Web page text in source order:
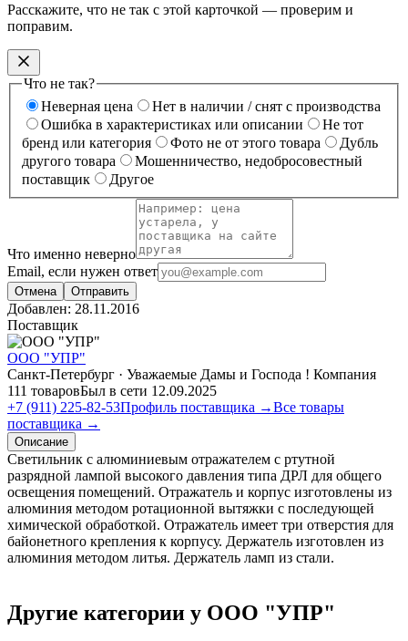
Расскажите, что не так с этой карточкой — проверим и
поправим.
Что не так?
Неверная цена
Нет в наличии / снят с производства
Ошибка в характеристиках или описании
Не тот
бренд или категория
Фото не от этого товара
Дубль
другого товара
Мошенничество, недобросовестный
поставщик
Другое
Что именно неверно
Email, если нужен ответ
Отмена Отправить
Добавлен: 28.11.2016
Поставщик
ООО "УПР"
Санкт-Петербург · Уважаемые Дамы и Господа ! Компания
111 товаровБыл в сети 12.09.2025
+7 (911) 225-82-53Профиль поставщика →Все товары
поставщика →
Описание
Светильник с алюминиевым отражателем с ртутной
разрядной лампой высокого давления типа ДРЛ для общего
освещения помещений. Отражатель и корпус изготовлены из
алюминия методом ротационной вытяжки с последующей
химической обработкой. Отражатель имеет три отверстия для
байонетного крепления к корпусу. Держатель изготовлен из
алюминия методом литья. Держатель ламп из стали.
Другие категории у ООО "УПР"